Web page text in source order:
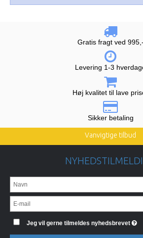
Gratis fragt ved 995,-
Levering 1-3
Høj kvalitet til lave
Sikker betaling
Vanvigtige tilbud
Jeg vil gerne tilmeldes nyhedsbrevet